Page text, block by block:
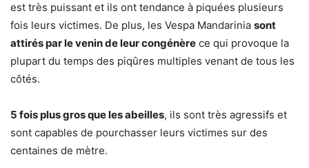
est très puissant et ils ont tendance à piquées plusieurs
fois leurs victimes. De plus, les Vespa Mandarinia sont
attirés par le venin de leur congénère ce qui provoque la
plupart du temps des piqûres multiples venant de tous les
côtés.
5 fois plus gros que les abeilles, ils sont très agressifs et
sont capables de pourchasser leurs victimes sur des
centaines de mètre.